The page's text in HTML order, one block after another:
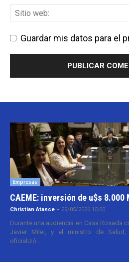
Guardar mis datos para el
Empresas
CAEME: inversión de u$s 8.000
Christian Atance - 29/05/2026 15:00
Durante una audiencia en Casa Rosada
Javier Milei, y el ministro de Salud,
oficializó...